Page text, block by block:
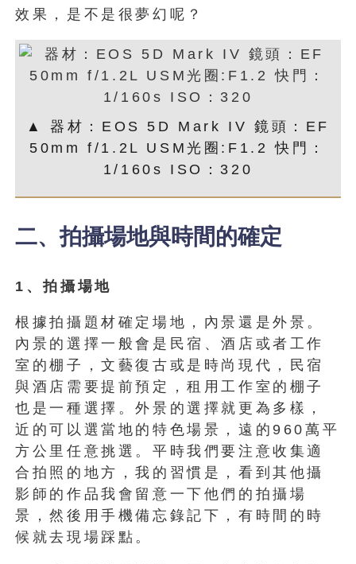
效果，是不是很夢幻呢？
▲ 器材：EOS 5D Mark IV 鏡頭：EF
50mm f/1.2L USM光圈:F1.2 快門：
1/160s ISO：320
二、拍攝場地與時間的確定
1 、拍攝場地
根據拍攝題材確定場地，內景還是外景。
內景的選擇一般會是民宿、酒店或者工作
室的棚子，文藝復古或是時尚現代，民宿
與酒店需要提前預定，租用工作室的棚子
也是一種選擇。外景的選擇就更為多樣，
近的可以選當地的特色場景，遠的960萬平
方公里任意挑選。平時我們要注意收集適
合拍照的地方，我的習慣是，看到其他攝
影師的作品我會留意一下他們的拍攝場
景，然後用手機備忘錄記下，有時間的時
候就去現場踩點。